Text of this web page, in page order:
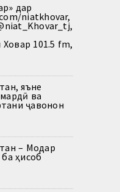
дар
niatkhovar,
101.5 fm,
яъне
ва
ҷавонон
– Модар
ҳисоб